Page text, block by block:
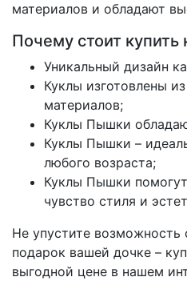
материалов и обладают
Почему стоит
Уникальный дизайн
Куклы изготовлены
материалов;
Куклы Пышки
Куклы Пышки –
любого возраста;
Куклы Пышки
чувство стиля и
Не упустите возможность
подарок вашей дочке –
выгодной цене в нашем